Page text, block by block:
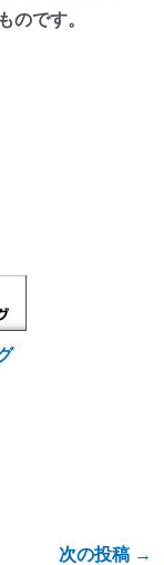
のです。
次の投稿 →